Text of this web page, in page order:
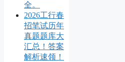
全。
2026工行春
招笔试历年
真题题库大
汇总！答案
解析速领！